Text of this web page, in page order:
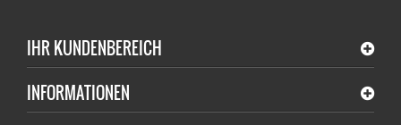
IHR KUNDENBEREICH
INFORMATIONEN